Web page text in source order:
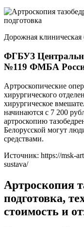
Дорожная
ФГБУЗ
№119 ФМБА
Артроскопические
хирургического
хирургическое
начинаются с 7 200
артроскопию
Белорусской могут
средствами.
Источник: https://msk-
sustava/
Артроскопия
подготовка,
стоимость и